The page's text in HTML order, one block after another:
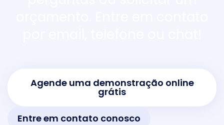
Agende uma demonstração online
grátis
Entre em contato conosco